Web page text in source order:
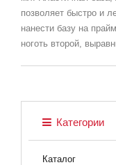
позволяет быстро и
нанести базу на
ноготь второй,
Категории
Каталог